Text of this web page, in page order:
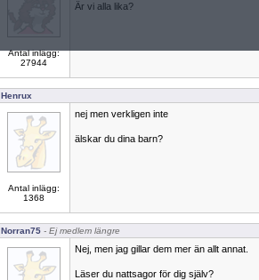
Antal inlägg:
27944
Är vi alla lika?
Henrux
Antal inlägg:
1368
nej men verkligen inte
älskar du dina barn?
Norran75 - Ej medlem längre
Nej, men jag gillar dem mer än allt annat.
Läser du nattsagor för dig själv?